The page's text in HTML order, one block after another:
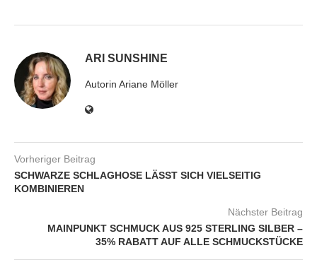
ARI SUNSHINE
Autorin Ariane Möller
Vorheriger Beitrag
SCHWARZE SCHLAGHOSE LÄSST SICH VIELSEITIG
KOMBINIEREN
Nächster Beitrag
MAINPUNKT SCHMUCK AUS 925 STERLING SILBER –
35% RABATT AUF ALLE SCHMUCKSTÜCKE